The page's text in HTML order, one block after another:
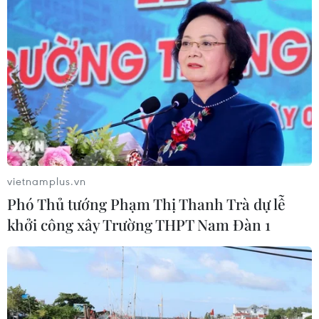
đông nhất có lúc lên tới hơn 20.000 người.
Tuy nhiên hiện nay FARC chỉ còn khoảng 8.000
thành viên. Các cuộc xung đột kéo dài gần nửa
thế kỷ qua giữa hai bên đã khiến hơn 200.000
người thiệt mạng và khoảng 4,5 triệu người
phải đi lánh nạn./.
(TTXVN/Vietnam+)
vietnamplus.vn
Phó Thủ tướng Phạm Thị Thanh Trà dự lễ
khởi công xây Trường THPT Nam Đàn 1